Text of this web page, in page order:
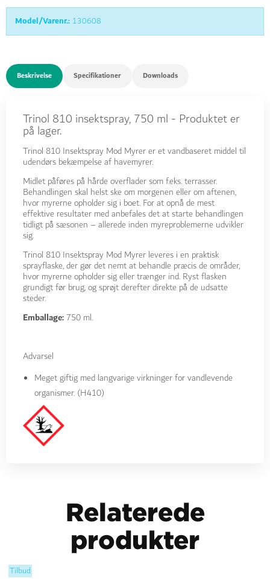
Model/Varenr.: 130608
Beskrivelse Specifikationer Downloads
Trinol 810 insektspray, 750 ml - Produktet er
på lager.
Trinol 810 Insektspray Mod Myrer er et vandbaseret middel til
udendørs bekæmpelse af havemyrer.
Midlet påføres på hårde overflader som f.eks. terrasser.
Behandlingen skal helst ske om morgenen eller om aftenen,
hvor myrerne opholder sig i boet. For at opnå de mest
effektive resultater med anbefales det at starte behandlingen
tidligt på sæsonen – allerede inden myreproblemerne udvikler
sig.
Trinol 810 Insektspray Mod Myrer leveres i en praktisk
sprayflaske, der gør det nemt at behandle præcis de områder,
hvor myrerne opholder sig eller trænger ind. Ryst flasken
grundigt før brug, og sprøjt derefter direkte på de udsatte
steder.
Emballage: 750 ml.
Advarsel
Meget giftig med langvarige virkninger for vandlevende
organismer. (H410)
Relaterede
produkter
Tilbud